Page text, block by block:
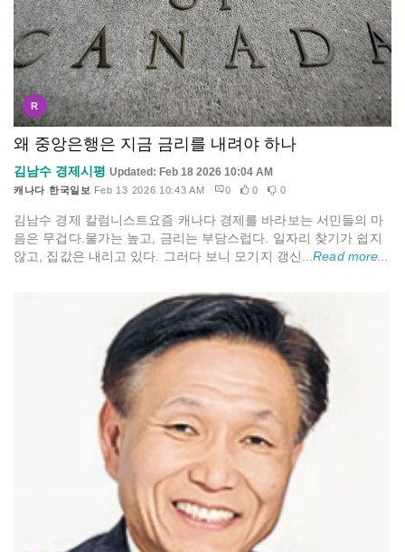
R
왜 중앙은행은 지금 금리를 내려야 하나
김남수 경제시평 Updated: Feb 18 2026 10:04 AM
캐나다 한국일보 Feb 13 2026 10:43 AM 0 0 0
김남수 경제 칼럼니스트요즘 캐나다 경제를 바라보는 서민들의 마
음은 무겁다.물가는 높고, 금리는 부담스럽다. 일자리 찾기가 쉽지
않고, 집값은 내리고 있다. 그러다 보니 모기지 갱신...Read more...